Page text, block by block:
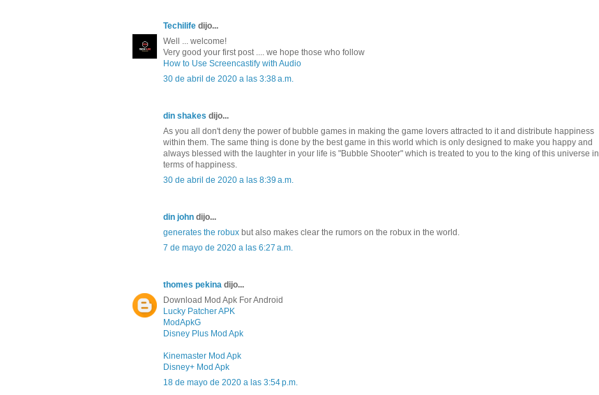
Techilife dijo...
Well ... welcome!
Very good your first post .... we hope those who follow
How to Use Screencastify with Audio
30 de abril de 2020 a las 3:38 a.m.
din shakes dijo...
As you all don't deny the power of bubble games in making the game lovers attracted to it and distribute happiness
within them. The same thing is done by the best game in this world which is only designed to make you happy and
always blessed with the laughter in your life is "Bubble Shooter" which is treated to you to the king of this universe in
terms of happiness.
30 de abril de 2020 a las 8:39 a.m.
din john dijo...
generates the robux but also makes clear the rumors on the robux in the world.
7 de mayo de 2020 a las 6:27 a.m.
thomes pekina dijo...
Download Mod Apk For Android
Lucky Patcher APK
ModApkG
Disney Plus Mod Apk
Kinemaster Mod Apk
Disney+ Mod Apk
18 de mayo de 2020 a las 3:54 p.m.